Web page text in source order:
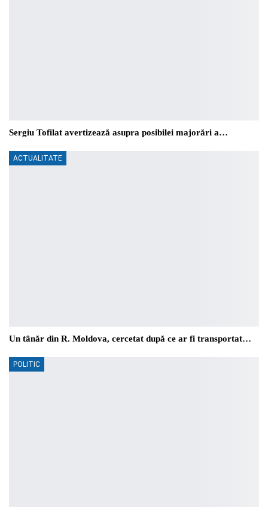
Sergiu Tofilat avertizează asupra posibilei majorări a…
ACTUALITATE
Un tânăr din R. Moldova, cercetat după ce ar fi transportat…
POLITIC